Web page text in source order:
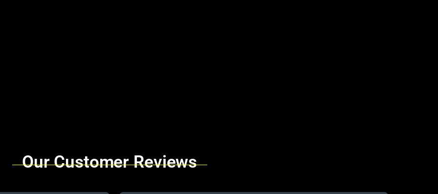
Our Customer Reviews